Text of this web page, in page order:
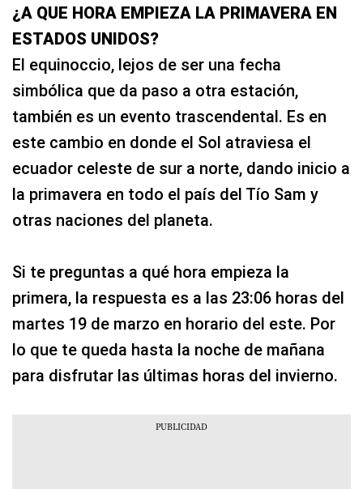
¿A QUE HORA EMPIEZA LA PRIMAVERA EN
ESTADOS UNIDOS?
El equinoccio, lejos de ser una fecha
simbólica que da paso a otra estación,
también es un evento trascendental. Es en
este cambio en donde el Sol atraviesa el
ecuador celeste de sur a norte, dando inicio a
la primavera en todo el país del Tío Sam y
otras naciones del planeta.
Si te preguntas a qué hora empieza la
primera, la respuesta es a las 23:06 horas del
martes 19 de marzo en horario del este. Por
lo que te queda hasta la noche de mañana
para disfrutar las últimas horas del invierno.